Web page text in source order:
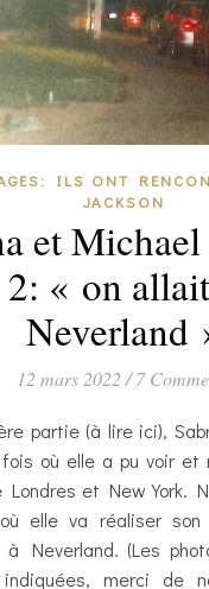
ILS ONT
JACKSON
et Michael
« on
Neverland
12 mars 2022 / 7
où elle a pu voir et
Londres et New York.
elle va réaliser son
Neverland. (Les
indiquées, merci de